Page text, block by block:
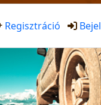
Regisztráció